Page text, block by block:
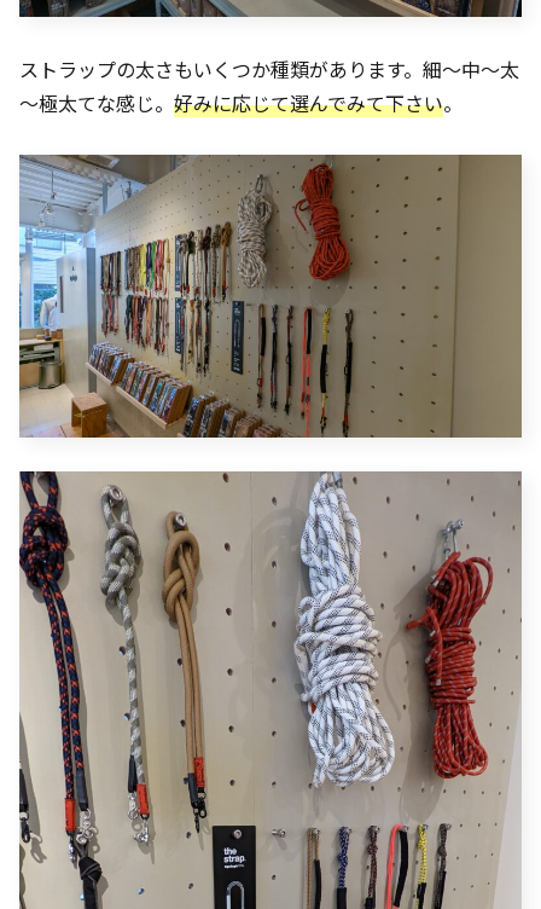
ストラップの太さもいくつか種類があります。細～中～太
～極太てな感じ。 好みに応じて選んでみて下さい。